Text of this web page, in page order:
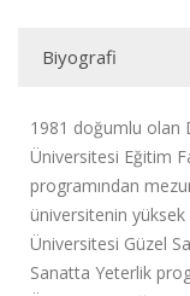
Biyografi
1981 doğumlu olan
Üniversitesi Eğitim
programından
üniversitenin yüksek
Üniversitesi Güzel
Sanatta Yeterlik